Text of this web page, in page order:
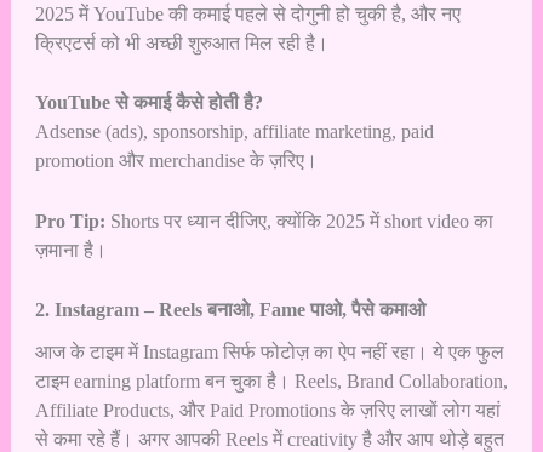
2025 में YouTube की कमाई पहले से दोगुनी हो चुकी है, और नए
क्रिएटर्स को भी अच्छी शुरुआत मिल रही है।
YouTube से कमाई कैसे होती है?
Adsense (ads), sponsorship, affiliate marketing, paid
promotion और merchandise के ज़रिए।
Pro Tip: Shorts पर ध्यान दीजिए, क्योंकि 2025 में short video का
ज़माना है।
2. Instagram – Reels बनाओ, Fame पाओ, पैसे कमाओ
आज के टाइम में Instagram सिर्फ फोटोज़ का ऐप नहीं रहा। ये एक फुल
टाइम earning platform बन चुका है। Reels, Brand Collaboration,
Affiliate Products, और Paid Promotions के ज़रिए लाखों लोग यहां
से कमा रहे हैं। अगर आपकी Reels में creativity है और आप थोड़े बहुत